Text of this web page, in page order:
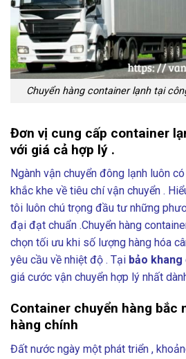
Chuyển hàng container lạnh tại
Đơn vị cung cấp container
với giá cả hợp lý .
Ngành vận chuyển đông lạnh luôn
khắc khe về tiêu chí vận chuyển .
tôi luôn chú trọng đầu tư những
đại đạt chuẩn .Chuyển hàng
chọn tối ưu khi số lượng hàng hóa
yêu cầu về nhiệt độ . Tại bảo khang
giá cước vận chuyển hợp lý nhất
Container chuyển hàng bắc
hàng chính
Đất nước ngày một phát triển ,